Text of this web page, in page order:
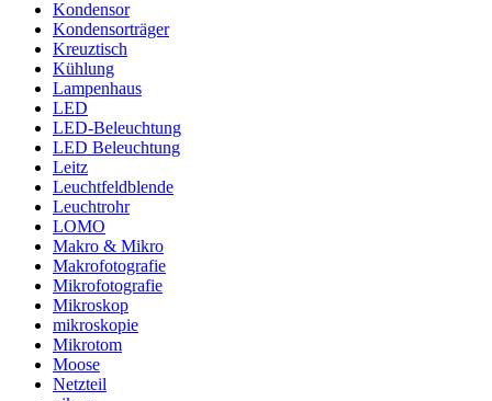
Kondensor
Kondensorträger
Kreuztisch
Kühlung
Lampenhaus
LED
LED-Beleuchtung
LED Beleuchtung
Leitz
Leuchtfeldblende
Leuchtrohr
LOMO
Makro & Mikro
Makrofotografie
Mikrofotografie
Mikroskop
mikroskopie
Mikrotom
Moose
Netzteil